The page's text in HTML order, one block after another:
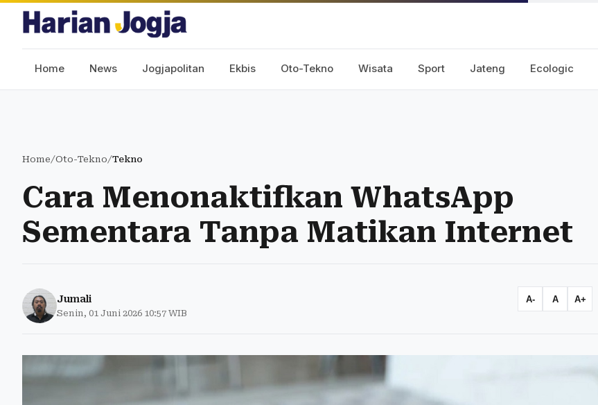
Home News Jogjapolitan Ekbis Oto-Tekno Wisata Sport Jateng Ecologic
Home/Oto-Tekno/Tekno
Cara Menonaktifkan WhatsApp
Sementara Tanpa Matikan Internet
Jumali
Senin, 01 Juni 2026 10:57 WIB
A- A A+